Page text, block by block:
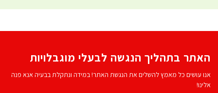
האתר בתהליך הנגשה לבעלי מוגבלויות
אנו עושים כל מאמץ להשלים את הנגשת האתר! במידה ונתקלת בבעיה אנא פנה
אלינו!